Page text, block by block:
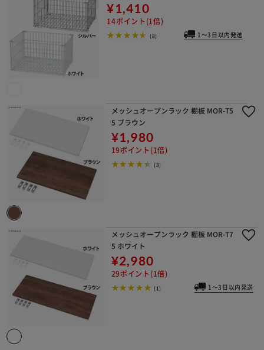
¥1,410
14ポイント(1倍)
(8) 1～3日以内発送
メッシュオープンラック 棚板 MOR-T5
5 ブラウン
¥1,980
19ポイント(1倍)
(3)
メッシュオープンラック 棚板 MOR-T7
5 ホワイト
¥2,980
29ポイント(1倍)
(1) 1～3日以内発送